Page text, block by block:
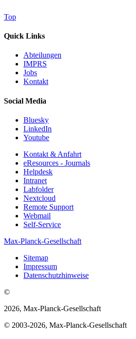
Top
Quick Links
Abteilungen
IMPRS
Jobs
Kontakt
Social Media
Bluesky
LinkedIn
Youtube
Kontakt & Anfahrt
eResources - Journals
Helpdesk
Intranet
Labfolder
Nextcloud
Remote Support
Webmail
Self-Service
Max-Planck-Gesellschaft
Sitemap
Impressum
Datenschutzhinweise
©
2026, Max-Planck-Gesellschaft
© 2003-2026, Max-Planck-Gesellschaft